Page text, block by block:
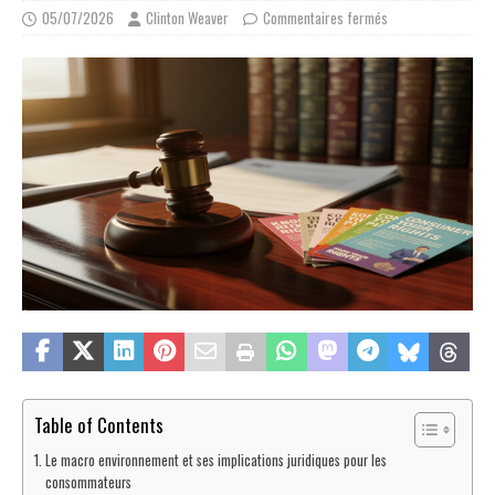
05/07/2026 Clinton Weaver Commentaires fermés
Table of Contents
Le macro environnement et ses implications juridiques pour les
consommateurs